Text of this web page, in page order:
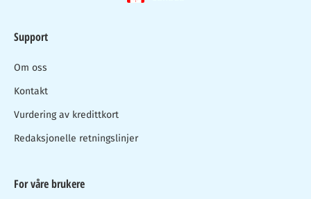
Support
Om oss
Kontakt
Vurdering av kredittkort
Redaksjonelle retningslinjer
For våre brukere